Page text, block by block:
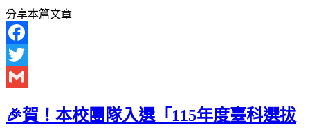
分享本篇文章
Facebook
Twitter
🎉賀！本校團隊入選「115年度臺科選拔